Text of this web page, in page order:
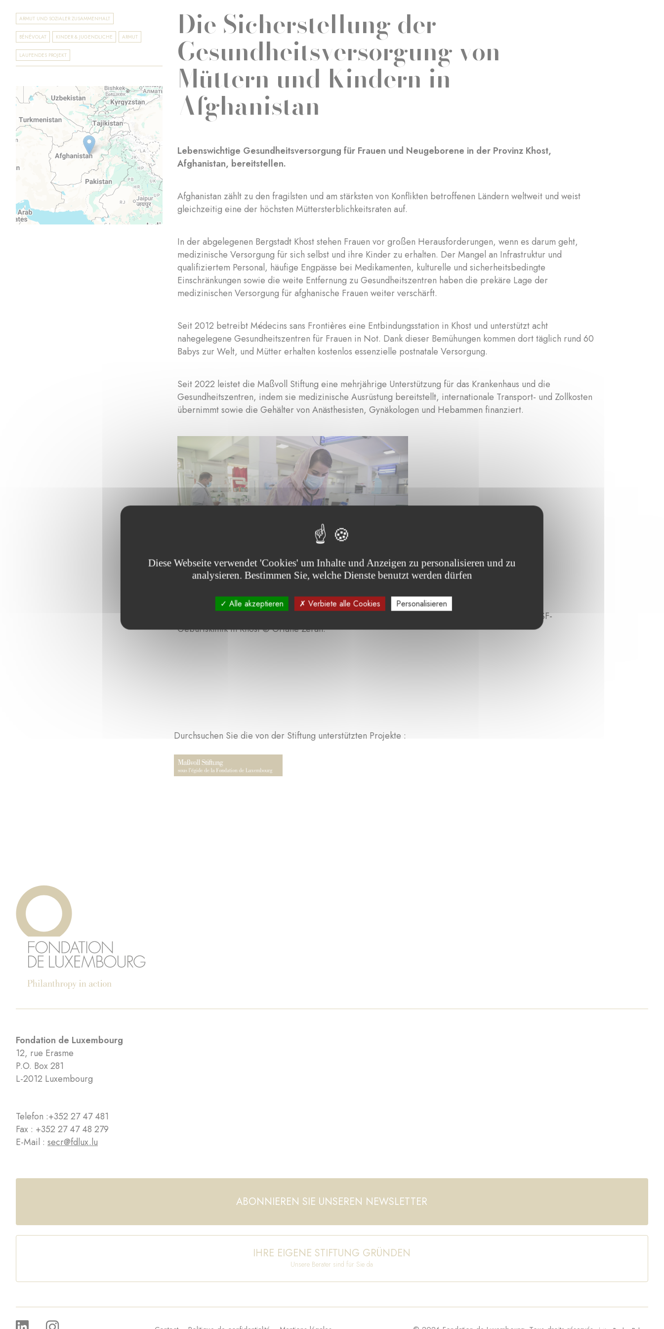
ARMUT UND SOZIALER ZUSAMMENHALT
BÉNÉVOLAT KINDER & JUGENDLICHE ARMUT
LAUFENDES PROJEKT
Die Sicherstellung der
Gesundheitsversorgung von
Müttern und Kindern in
Afghanistan
Lebenswichtige Gesundheitsversorgung für Frauen und Neugeborene in der Provinz Khost,
Afghanistan, bereitstellen.
Afghanistan zählt zu den fragilsten und am stärksten von Konflikten betroffenen Ländern weltweit und weist
gleichzeitig eine der höchsten Müttersterblichkeitsraten auf.
In der abgelegenen Bergstadt Khost stehen Frauen vor großen Herausforderungen, wenn es darum geht,
medizinische Versorgung für sich selbst und ihre Kinder zu erhalten. Der Mangel an Infrastruktur und
qualifiziertem Personal, häufige Engpässe bei Medikamenten, kulturelle und sicherheitsbedingte
Einschränkungen sowie die weite Entfernung zu Gesundheitszentren haben die prekäre Lage der
medizinischen Versorgung für afghanische Frauen weiter verschärft.
Seit 2012 betreibt Médecins sans Frontières eine Entbindungsstation in Khost und unterstützt acht
nahegelegene Gesundheitszentren für Frauen in Not. Dank dieser Bemühungen kommen dort täglich rund 60
Babys zur Welt, und Mütter erhalten kostenlos essenzielle postnatale Versorgung.
Seit 2022 leistet die Maßvoll Stiftung eine mehrjährige Unterstützung für das Krankenhaus und die
Gesundheitszentren, indem sie medizinische Ausrüstung bereitstellt, internationale Transport- und Zollkosten
übernimmt sowie die Gehälter von Anästhesisten, Gynäkologen und Hebammen finanziert.
Die Kinderärzte von MSF kümmern sich um Neugeborene auf der Neonatologie-Station der MSF-
Geburtsklinik in Khost © Oriane Zerah.
Durchsuchen Sie die von der Stiftung unterstützten Projekte :
Fondation de Luxembourg
12, rue Erasme
P.O. Box 281
L-2012 Luxembourg
Telefon :+352 27 47 481
Fax : +352 27 47 48 279
E-Mail : secr@fdlux.lu
ABONNIEREN SIE UNSEREN NEWSLETTER
IHRE EIGENE STIFTUNG GRÜNDEN
Unsere Berater sind für Sie da
Diese Webseite verwendet 'Cookies' um Inhalte und Anzeigen zu personalisieren und zu
analysieren. Bestimmen Sie, welche Dienste benutzt werden dürfen
Alle akzeptieren Verbiete alle Cookies Personalisieren